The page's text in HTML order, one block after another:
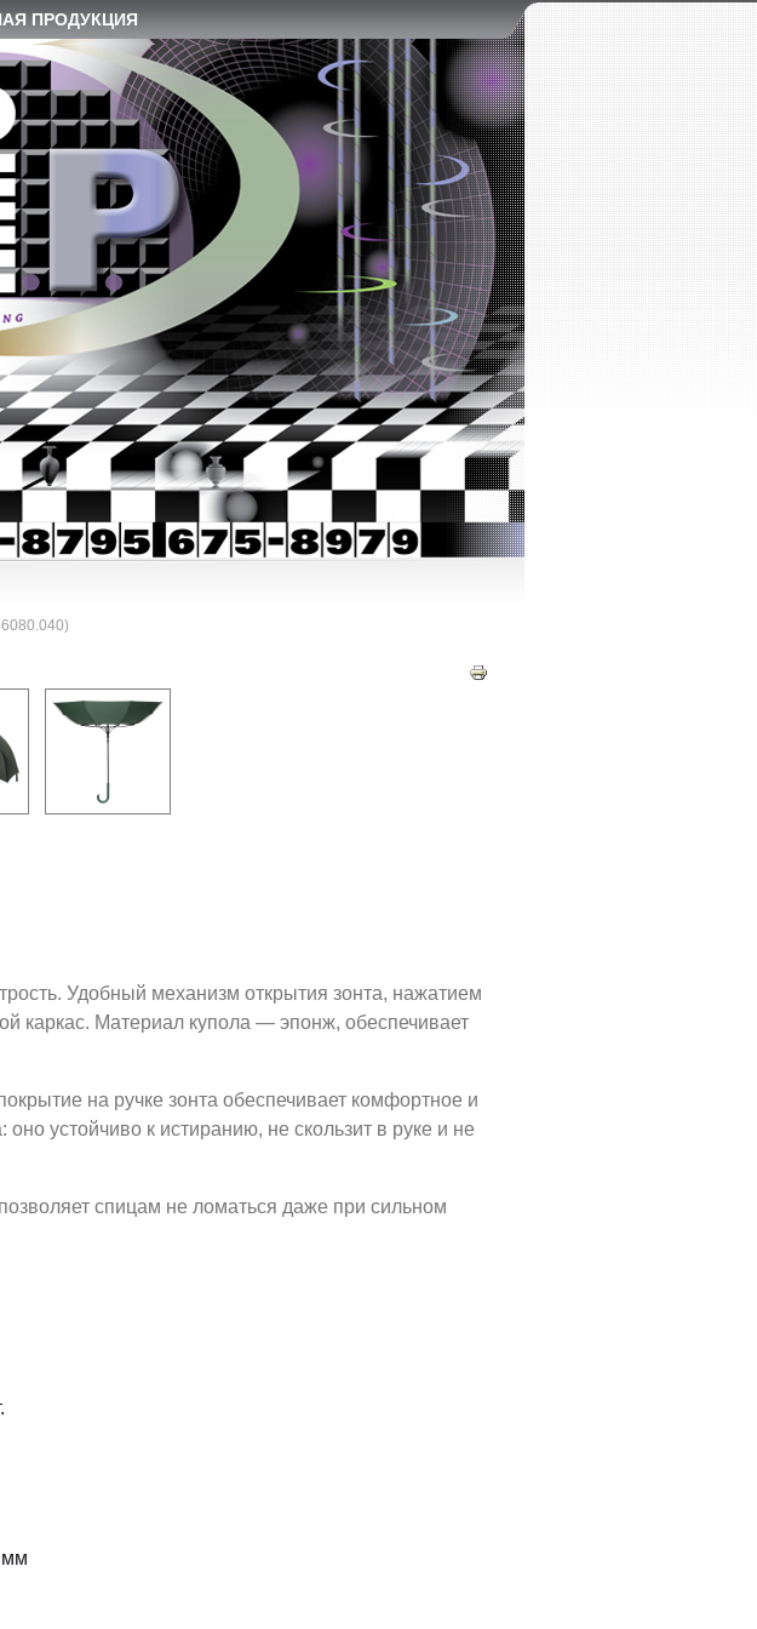
ПРОДУКЦИЯ
)
Удобный механизм открытия зонта, нажатием
каркас. Материал купола — эпонж, обеспечивает
на ручке зонта обеспечивает комфортное и
устойчиво к истиранию, не скользит в руке и не
спицам не ломаться даже при сильном
мм